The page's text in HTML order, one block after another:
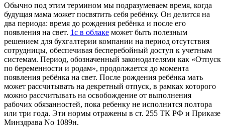
Обычно под этим термином мы подразумеваем время, когда
будущая мама может посвятить себя ребёнку. Он делится на
два периода: время до рождения ребёнка и после его
появления на свет. 1с в облаке может быть полезным
решением для бухгалтерии компании на период отсутствия
сотрудницы, обеспечивая бесперебойный доступ к учетным
системам. Период, обозначенный законодателями как «Отпуск
по беременности и родам», продолжается до момента
появления ребёнка на свет. После рождения ребёнка мать
может рассчитывать на декретный отпуск, в рамках которого
можно рассчитывать на освобождение от выполнения
рабочих обязанностей, пока ребенку не исполнится полтора
или три года. Эти нормы отражены в ст. 255 ТК РФ и Приказе
Минздрава No 1089н.